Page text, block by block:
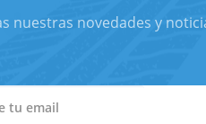
nuestras novedades y